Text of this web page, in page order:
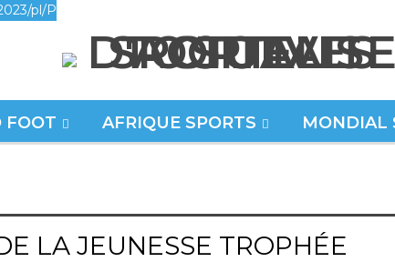
pl/P
FOOT AFRIQUE SPORTS MONDIAL
LA JEUNESSE TROPHÉE